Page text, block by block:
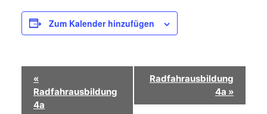
Zum Kalender hinzufügen
Navigation
«
Radfahrausbildung
4a
Radfahrausbildung
4a »